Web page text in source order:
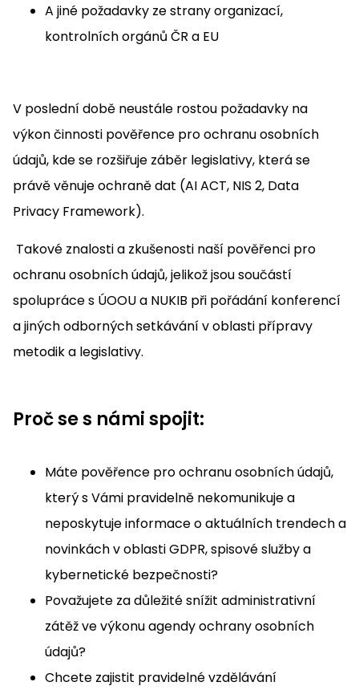
A jiné požadavky ze strany organizací,
kontrolních orgánů ČR a EU
V poslední době neustále rostou požadavky na
výkon činnosti pověřence pro ochranu osobních
údajů, kde se rozšiřuje záběr legislativy, která se
právě věnuje ochraně dat (AI ACT, NIS 2, Data
Privacy Framework).
Takové znalosti a zkušenosti naší pověřenci pro
ochranu osobních údajů, jelikož jsou součástí
spolupráce s ÚOOU a NUKIB při pořádání konferencí
a jiných odborných setkávání v oblasti přípravy
metodik a legislativy.
Proč se s námi spojit:
Máte pověřence pro ochranu osobních údajů,
který s Vámi pravidelně nekomunikuje a
neposkytuje informace o aktuálních trendech a
novinkách v oblasti GDPR, spisové služby a
kybernetické bezpečnosti?
Považujete za důležité snížit administrativní
zátěž ve výkonu agendy ochrany osobních
údajů?
Chcete zajistit pravidelné vzdělávání